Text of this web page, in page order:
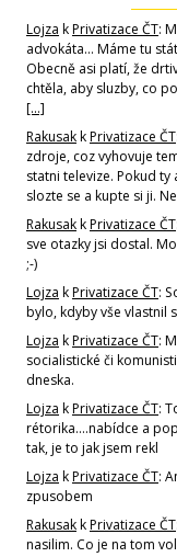
Lojza kPrivatizace ČT:
advokáta... Máme tu
Obecně asi platí, že
chtěla, aby sluzby, co
[…]
RakusakkPrivatizace ČT
zdroje, coz vyhovuje
statni televize. Pokud
slozte se a kupte si ji.
RakusakkPrivatizace ČT
sve otazky jsi dostal.
;-)
Lojza kPrivatizace ČT:
bylo, kdyby vše vlastnil
Lojza kPrivatizace ČT:
socialistické či
dneska.
Lojza kPrivatizace ČT:
rétorika....nabídce a
tak, je to jak jsem rekl
Lojza kPrivatizace ČT:
zpusobem
RakusakkPrivatizace ČT
nasilim. Co je na tom